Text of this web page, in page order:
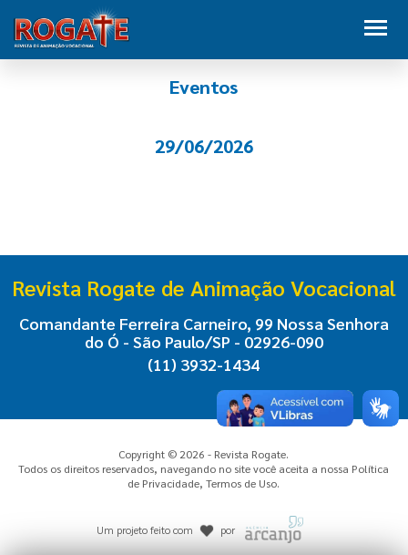
Eventos
29/06/2026
Revista Rogate de Animação Vocacional
Comandante Ferreira Carneiro, 99 Nossa Senhora
do Ó - São Paulo/SP - 02926-090
(11) 3932-1434
Copyright © 2026 - Revista Rogate.
Todos os direitos reservados, navegando no site você aceita a nossa Política
de Privacidade,Termos de Uso.
Um projeto feito com por